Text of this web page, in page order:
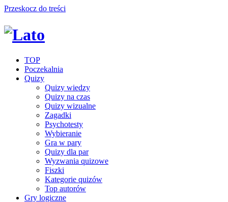
Przeskocz do treści
TOP
Poczekalnia
Quizy
Quizy wiedzy
Quizy na czas
Quizy wizualne
Zagadki
Psychotesty
Wybieranie
Gra w pary
Quizy dla par
Wyzwania quizowe
Fiszki
Kategorie quizów
Top autorów
Gry logiczne